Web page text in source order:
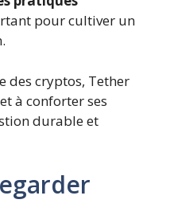
pour cultiver un
des cryptos, Tether
à conforter ses
durable et